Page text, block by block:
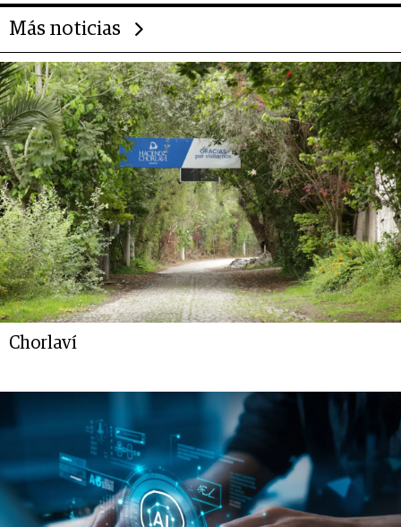
Más noticias
Chorlaví